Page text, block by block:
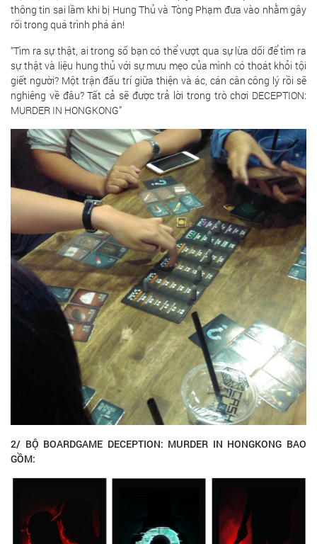
thông tin sai lầm khi bị Hung Thủ và Tòng Phạm đưa vào nhằm gây
rối trong quá trình phá án!
“Tìm ra sự thật, ai trong số bạn có thể vượt qua sự lừa dối để tìm ra
sự thật và liệu hung thủ với sự mưu mẹo của mình có thoát khỏi tội
giết người? Một trận đấu trí giữa thiện và ác, cán cân công lý rồi sẽ
nghiêng về đâu? Tất cả sẽ được trả lời trong trò chơi DECEPTION:
MURDER IN HONGKONG”
2/ BỘ BOARDGAME DECEPTION: MURDER IN HONGKONG BAO
GỒM: